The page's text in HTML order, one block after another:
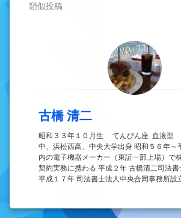
類似投稿
古橋 清二
昭和３３年１０月生 てんびん座 血液型
中、浜松西高、中央大学出身 昭和５６年～
内の電子機器メーカー（東証一部上場）で
契約実務に携わる 平成２年 古橋清二司法書
平成１７年 司法書士法人中央合同事務所設